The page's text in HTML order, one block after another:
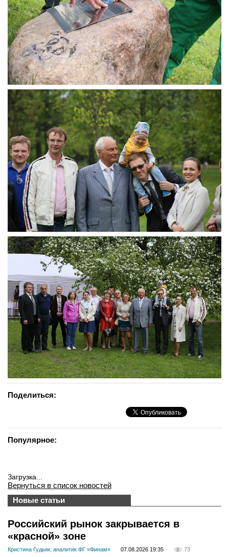
Поделиться:
Популярное:
Загрузка...
Вернуться в список новостей
Новые статьи
Российский рынок закрывается в
«красной» зоне
Кристина Гудым, аналитик ФГ «Финам» 07.08.2026 19:35 73